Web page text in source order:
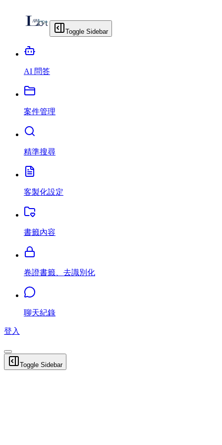
Toggle Sidebar
AI 問答
案件管理
精準搜尋
客製化設定
書籤內容
卷證書籤、去識別化
聊天紀錄
登入
Toggle Sidebar